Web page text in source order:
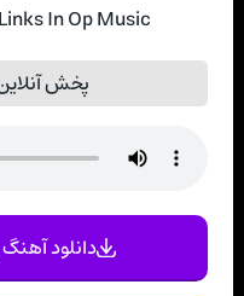
In Op Music
پخش
دانلود آهنگ